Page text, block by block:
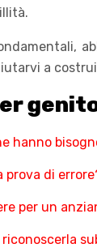
a
hanno
prova di
per un